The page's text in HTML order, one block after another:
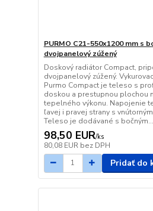
PURMO C21-550x1200 mm s
dvojpanelový zúžený
Doskový radiátor Compact,
dvojpanelový zúžený.
Purmo Compact je teleso s
doskou a prestupnou plochou
tepelného výkonu. Napojenie
ľavej i pravej strany s
Teleso je dodávané s bočným...
98,50 EUR/ks
80,08 EUR bez DPH
Pridať do